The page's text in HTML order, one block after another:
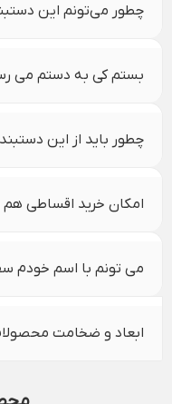
چطور می‌تونم این
بستم کی به دستم می
چطور باید از این
امکان خرید اقساطی هم
می تونم با اسم خودم
ابعاد و ضخامت